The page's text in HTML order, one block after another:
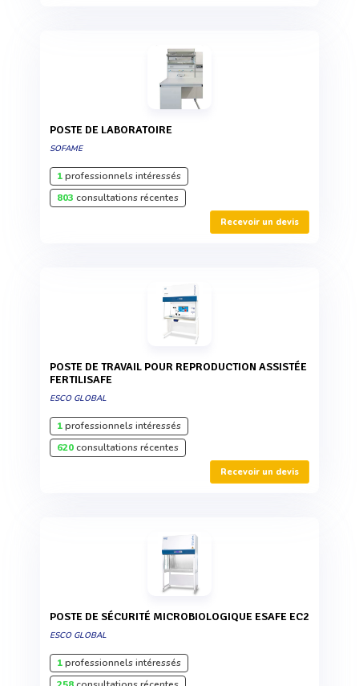
POSTE DE LABORATOIRE
SOFAME
1professionnels intéressés
803 consultations récentes
Recevoir un devis
POSTE DE TRAVAIL POUR REPRODUCTION ASSISTÉE
FERTILISAFE
ESCO GLOBAL
1professionnels intéressés
620consultations récentes
Recevoir un devis
POSTE DE SÉCURITÉ MICROBIOLOGIQUE ESAFE EC2
ESCO GLOBAL
1professionnels intéressés